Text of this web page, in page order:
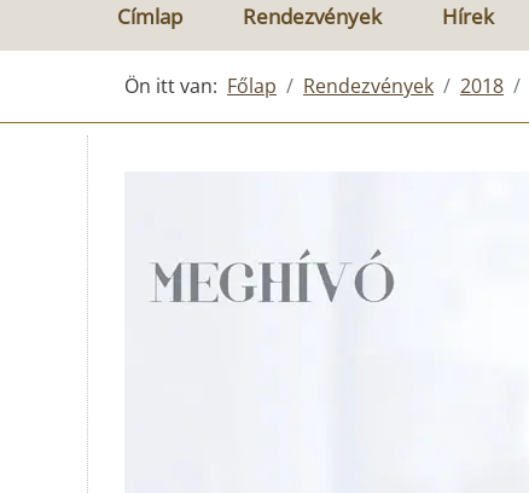
Címlap Rendezvények Hírek
Ön itt van: Főlap Rendezvények 2018